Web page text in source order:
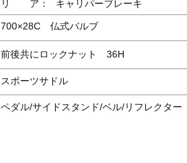
リ ア：
キャリパーブレーキ
700×28C 仏式バルブ
前後共にロックナット 36H
スポーツサドル
ペダル/サイドスタンド/ベル/リフレクター